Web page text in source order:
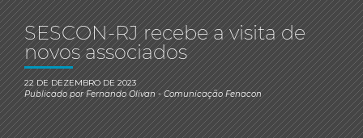
SESCON-RJ recebe a visita de
novos associados
22 DE DEZEMBRO DE 2023
Publicado porFernando Olivan- Comunicação Fenacon